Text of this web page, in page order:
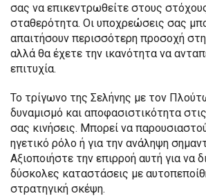
σας να επικεντρωθείτε στους
σταθερότητα. Οι υποχρεώσεις σας
απαιτήσουν περισσότερη προσοχή
αλλά θα έχετε την ικανότητα να
επιτυχία.
Το τρίγωνο της Σελήνης με τον
δυναμισμό και αποφασιστικότητα
σας κινήσεις. Μπορεί να
ηγετικό ρόλο ή για την ανάληψη
Αξιοποιήστε την επιρροή αυτή για να
δύσκολες καταστάσεις με
στρατηγική σκέψη.